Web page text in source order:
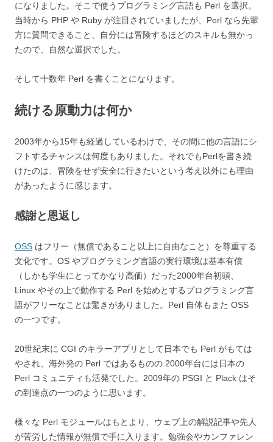
になりました。そこで使うプログラミング言語も Perl を選択。
当時から PHP や Ruby が注目されていましたが、Perl なら先輩
方に質問できること、自分には冒険するほどのスキルも無かっ
たので、自然な選択でした。
そして十数年 Perl を書くことになります。
続ける原動力は何か
2003年から15年も経過しているわけで、その間に他の言語にシ
フトするチャンスは何度もありました。それでもPerlを書き続
けたのは、冒険をせず安全に行きたいという考え以外にも理由
があったように感じます。
感謝と恩返し
OSS はフリー（無償であること以上に自由なこと）を尊重する
文化です。OS やプログラミング言語の実行環境は基本有償
（しかも学生にとってかなり高価）だった2000年台初頭、
Linux やその上で動作する Perl を始めとするプログラミング言
語がフリーなことは驚きがありました。Perl 自体もまた OSS
の一つです。
20世紀末に CGI のキラーアプリとして日本でも Perl がもては
やされ、海外発の Perl ではあるものの 2000年台には日本の
Perl コミュニティも活発でした。2009年の PSGI と Plack はそ
の到達点の一つのように思います。
様々な Perl モジュールはもとより、ウェブ上の解説記事や先人
が苦労した情報が無償で手に入ります。勉強会やカンファレン